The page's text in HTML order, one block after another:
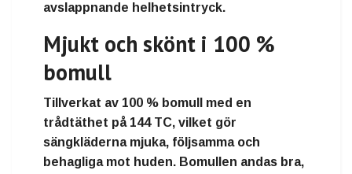
avslappnande helhetsintryck.
Mjukt och skönt i 100 %
bomull
Tillverkat av 100 % bomull
med en
trådtäthet på 144 TC, vilket gör
sängkläderna mjuka, följsamma och
behagliga mot huden. Bomullen andas bra,